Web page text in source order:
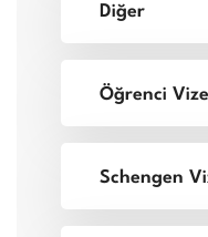
Diğer
Öğrenci
Schengen